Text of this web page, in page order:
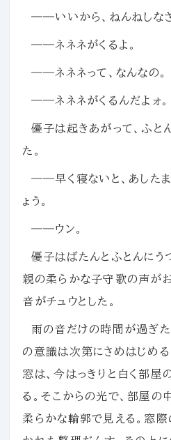
――いいから、ねんねしなさ
――ネネネがくるよ。
――ネネネって、なんなの。
――ネネネがくるんだよォ。
優子は起きあがって、ふと
た。
――早く寝ないと、あした
ょう。
――ウン。
優子はばたんとふとんにう
親の柔らかな子守歌の声がお
音がチュウとした。
雨の音だけの時間が過ぎた
の意識は次第にさめはじめる
窓は、今はっきりと白く部屋
る。そこからの光で、部屋の
柔らかな輪郭で見える。窓